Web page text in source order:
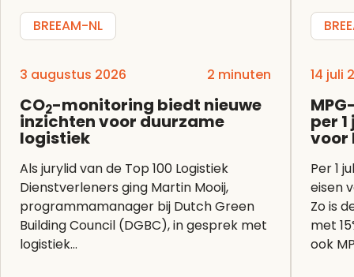
BREEAM-NL
3 augustus 2026 2 minuten
CO2-monitoring biedt nieuwe
inzichten voor duurzame
logistiek
Als jurylid van de Top 100 Logistiek
Dienstverleners ging Martin Mooij,
programmamanager bij Dutch Green
Building Council (DGBC), in gesprek met
logistiek...
14 juli
per
voor
Per 1
eisen
Zo is
met
ook